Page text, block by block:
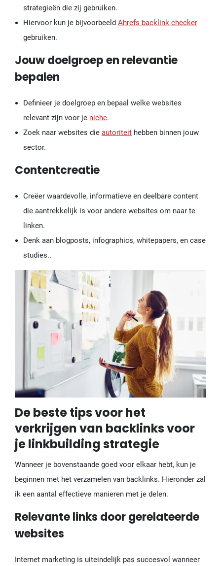
strategieën die zij gebruiken.
Hiervoor kun je bijvoorbeeld Ahrefs backlink checker
gebruiken.
Jouw doelgroep en relevantie
bepalen
Definieer je doelgroep en bepaal welke websites
relevant zijn voor je niche.
Zoek naar websites die autoriteithebben binnen jouw
sector.
Contentcreatie
Creëer waardevolle, informatieve en deelbare content
die aantrekkelijk is voor andere websites om naar te
linken.
Denk aan blogposts, infographics, whitepapers, en case
studies..
De beste tips voor het
verkrijgen van backlinks voor
je linkbuilding strategie
Wanneer je bovenstaande goed voor elkaar hebt, kun je
beginnen met het verzamelen van backlinks. Hieronder zal
ik een aantal effectieve manieren met je delen.
Relevante links door gerelateerde
websites
Internet marketing is uiteindelijk pas succesvol wanneer